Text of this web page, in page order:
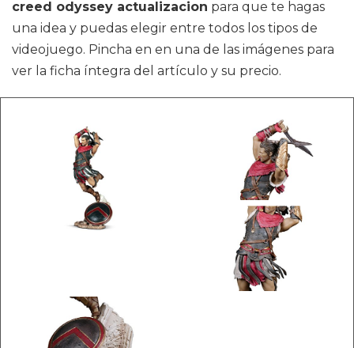
creed odyssey actualizacion para que te hagas
una idea y puedas elegir entre todos los tipos de
videojuego. Pincha en en una de las imágenes para
ver la ficha íntegra del artículo y su precio.